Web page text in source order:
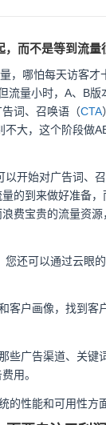
，而不是等到流量
，哪怕每天访客才
流量小时，A、B
词、召唤语（CTA
不大，这个阶段做
以开始对广告词、
的到来做好准备
费宝贵的流量资
您还可以通过云眼的
客户画像，找到客
些广告渠道、关键
用。
的性能和可用性方